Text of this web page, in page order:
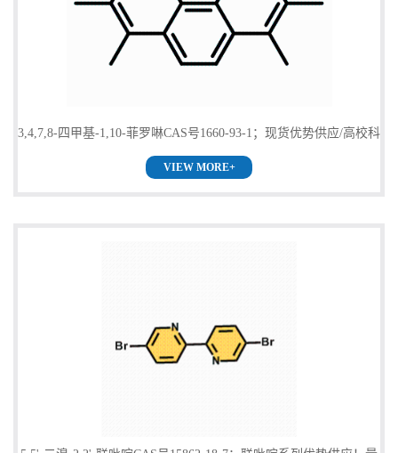
3,4,7,8-四甲基-1,10-菲罗啉CAS号1660-93-1；现货优势供应/高校科
研单位货到付款，欢迎咨询！
VIEW MORE+